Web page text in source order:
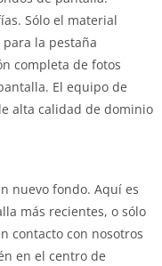
Sólo el material
la pestaña
completa de fotos
El equipo de
alta calidad de dominio
nuevo fondo. Aquí es
más recientes, o sólo
contacto con nosotros
en el centro de